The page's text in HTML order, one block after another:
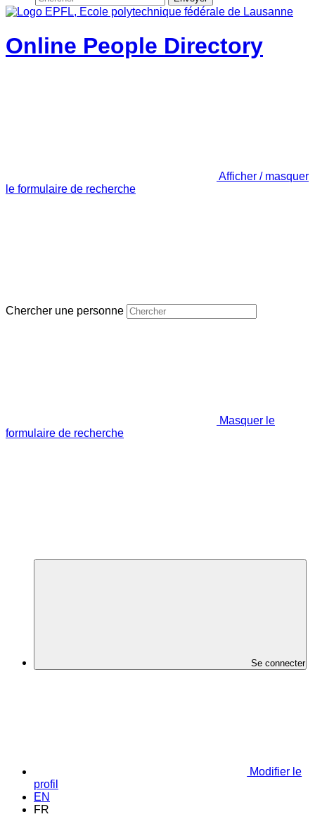
Online People Directory
Afficher / masquer
le formulaire de recherche
Chercher une personne
Masquer le
formulaire de recherche
Se connecter
Modifier le
profil
EN
FR